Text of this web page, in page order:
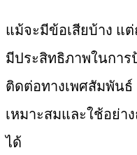
แม้จะมีข้อเสียบ้าง แ
มีประสิทธิภาพในกา
ติดต่อทางเพศสัมพันธ์
เหมาะสมและใช้อย่า
ได้